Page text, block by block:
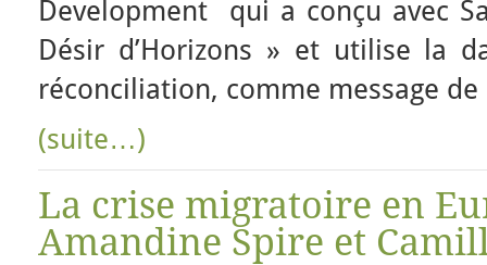
Development qui a conçu avec
Désir d’Horizons » et utilise la
réconciliation, comme message de
(suite…)
La crise migratoire en
Amandine Spire et